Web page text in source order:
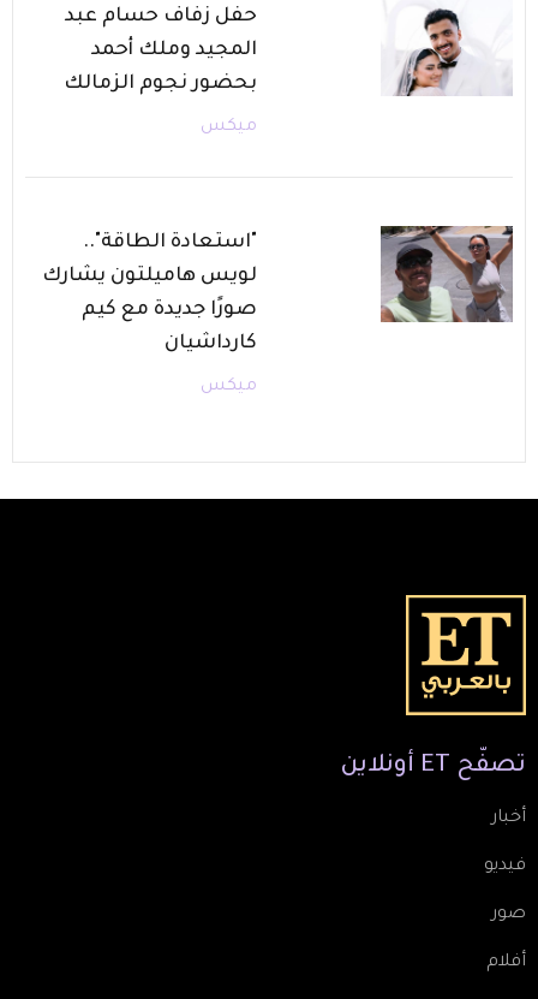
حفل زفاف حسام عبد
المجيد وملك أحمد
بحضور نجوم الزمالك
ميكس
"استعادة الطاقة"..
لويس هاميلتون يشارك
صورًا جديدة مع كيم
كارداشيان
ميكس
تصفّح ET أونلاين
أخبار
فيديو
صور
أفلام